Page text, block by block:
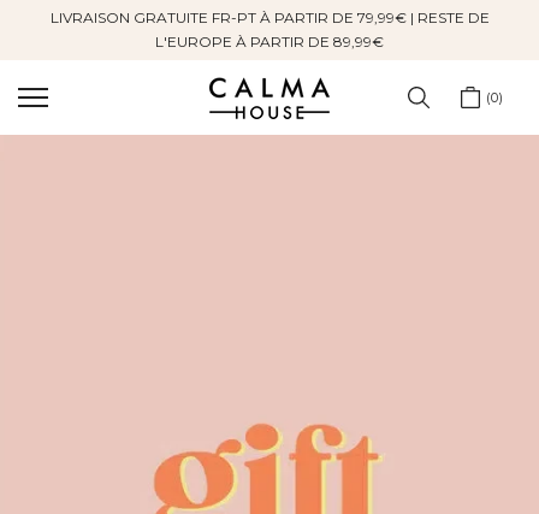
SauterLIVRAISON GRATUITE FR-PT À PARTIR DE 79,99€ | RESTE DE
L'EUROPE À PARTIR DE 89,99€
0